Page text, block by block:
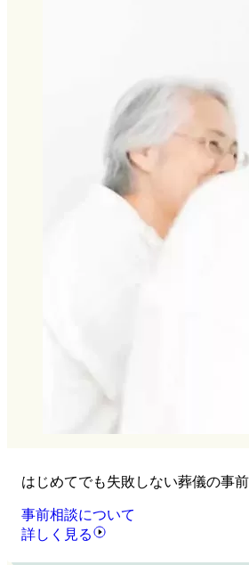
はじめてでも失敗しない葬儀の事
事前相談について
詳しく見る